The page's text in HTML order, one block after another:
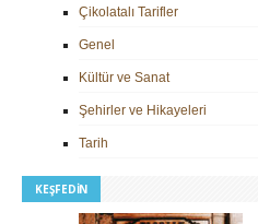
Çikolatalı Tarifler
Genel
Kültür ve Sanat
Şehirler ve Hikayeleri
Tarih
KEŞFEDIN